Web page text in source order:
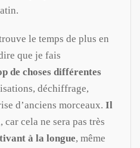
le temps de plus en
que je fais
de choses différentes
déchiffrage,
d’anciens morceaux. Il
car cela ne sera pas très
à la longue, même